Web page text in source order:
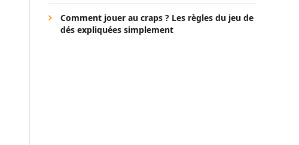
Comment jouer au craps ? Les règles du jeu de
dés expliquées simplement